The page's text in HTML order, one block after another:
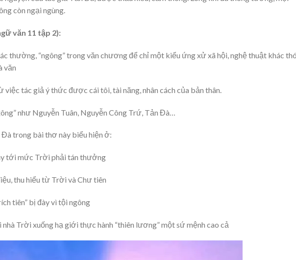
còn ngại ngùng.
văn 11 tập 2):
thường, “ngông” trong văn chương để chỉ một kiểu ứng xử xã hội, nghệ thuật khác
văn
việc tác giả ý thức được cái tôi, tài năng, nhân cách của bản thân.
như Nguyễn Tuân, Nguyễn Công Trứ, Tản Đà…
Đà trong bài thơ này biểu hiện ở:
tới mức Trời phải tán thưởng
thu hiểu từ Trời và Chư tiên
tiên” bị đày vì tội ngông
Trời xuống hạ giới thực hành “thiên lương” một sứ mệnh cao cả